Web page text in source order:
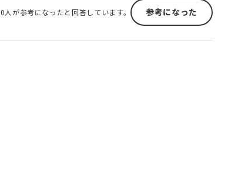
0人が参考になったと回答しています。 参考になった